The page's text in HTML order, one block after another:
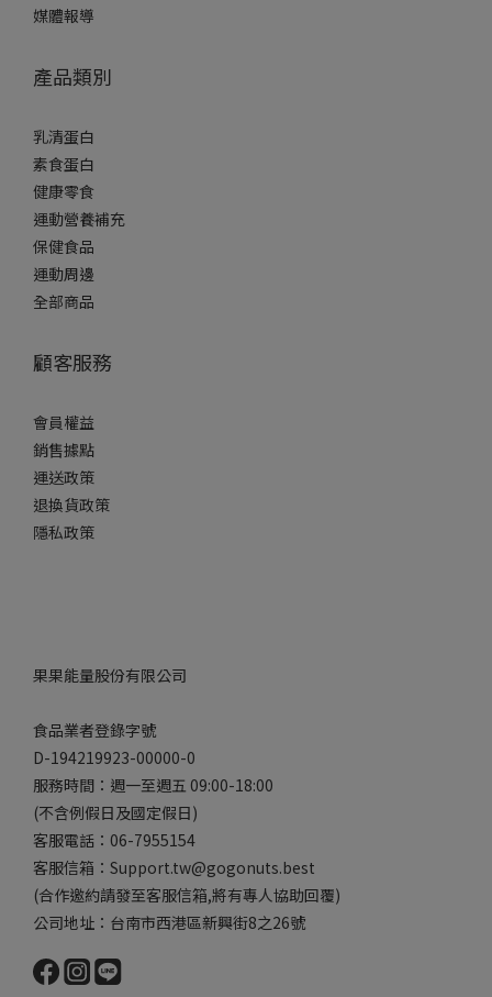
媒體報導
產品類別
乳清蛋白
素食蛋白
健康零食
運動營養補充
保健食品
運動周邊
全部商品
顧客服務
會員權益
銷售據點
運送政策
退換貨政策
隱私政策
果果能量股份有限公司
食品業者登錄字號
D-194219923-00000-0
服務時間：週一至週五 09:00-18:00
(不含例假日及國定假日)
客服電話：06-7955154
客服信箱：Support.tw@gogonuts.best
(合作邀約請發至客服信箱,將有專人協助回覆)
公司地址：台南市西港區新興街8之26號